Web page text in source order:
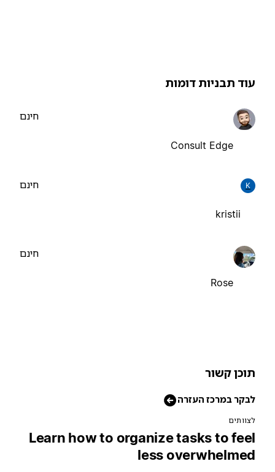
תבניות דומות
Consult Edge
kristii
Rose
קשור
במרכז העזרה
Learn how to organize tasks to
less